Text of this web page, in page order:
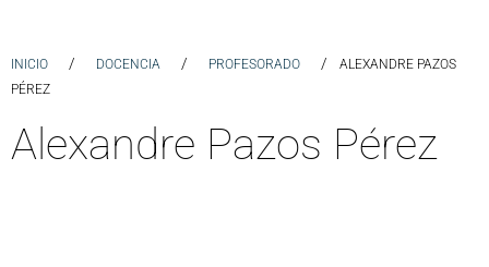
INICIO / DOCENCIA / PROFESORADO /
ALEXANDRE PAZOS
PÉREZ
Alexandre Pazos Pérez